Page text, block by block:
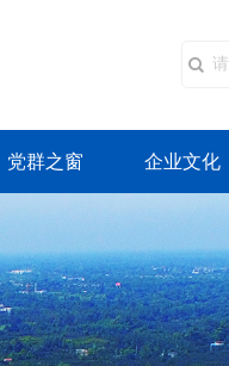
党群之窗 企业文化